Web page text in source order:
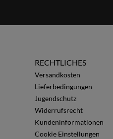
RECHTLICHES
Versandkosten
Lieferbedingungen
Jugendschutz
Widerrufsrecht
Kundeninformationen
Cookie Einstellungen